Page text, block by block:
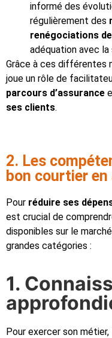
informé des
régulièrement des
renégociations
adéquation avec
Grâce à ces différentes
joue un rôle de
parcours d’assurance
ses clients.
2. Les
bon courtier
Pour réduire ses
est crucial de
disponibles sur le
grandes catégories :
1.
Pour exercer son métier,